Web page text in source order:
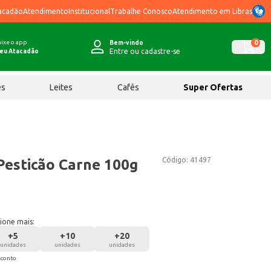
AtendimentoInstitucional Trabalhe ConoscoAtendimento em Libras
o app
Atacadão
Bem-vindo
Entre ou cadastre-se
0
Leites Cafés Super Ofertas
Código: 41497
Carne 100g
mais:
+5
unidades
+10
unidades
+20
unidades